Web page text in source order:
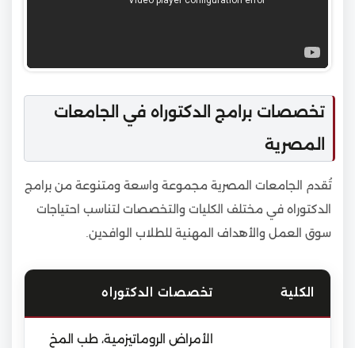
تخصصات برامج الدكتوراه في الجامعات
المصرية
تُقدم الجامعات المصرية مجموعة واسعة ومتنوعة من برامج
الدكتوراه في مختلف الكليات والتخصصات لتناسب احتياجات
سوق العمل والأهداف المهنية للطلاب الوافدين.
الكلية تخصصات الدكتوراه
الأمراض الروماتيزمية، طب المخ